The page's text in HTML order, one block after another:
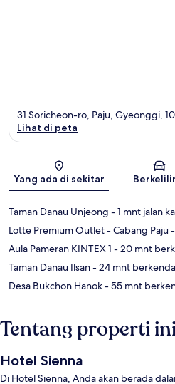
Peta
31 Soricheon-ro, Paju, Gyeonggi,
Lihat di peta
Yang ada di sekitar
Taman Danau Unjeong - 1 mnt jalan
Lotte Premium Outlet - Cabang Paju
Aula Pameran KINTEX 1 - 20 mnt
Taman Danau Ilsan- 24 mnt
Desa Bukchon Hanok- 55 mnt
Tentang properti
Hotel Sienna
Di Hotel Sienna, Anda akan berada